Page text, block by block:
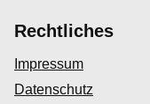
Rechtliches
Impressum
Datenschutz